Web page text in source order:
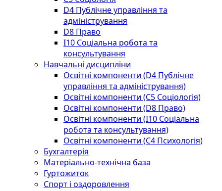
D4 Публічне управління та
адміністрування
D8 Право
I10 Соціальна робота та
консультування
Навчальні дисципліни
Освітні компоненти (D4 Публічне
управління та адміністрування)
Освітні компоненти (С5 Соціологія)
Освітні компоненти (D8 Право)
Освітні компоненти (I10 Соціальна
робота та консультування)
Освітні компоненти (С4 Психологія)
Бухгалтерія
Матеріально-технічна база
Гуртожиток
Спорт і оздоровлення